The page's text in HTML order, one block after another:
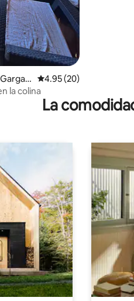
Calificación promedio:
4.95 (20)
la colina
La